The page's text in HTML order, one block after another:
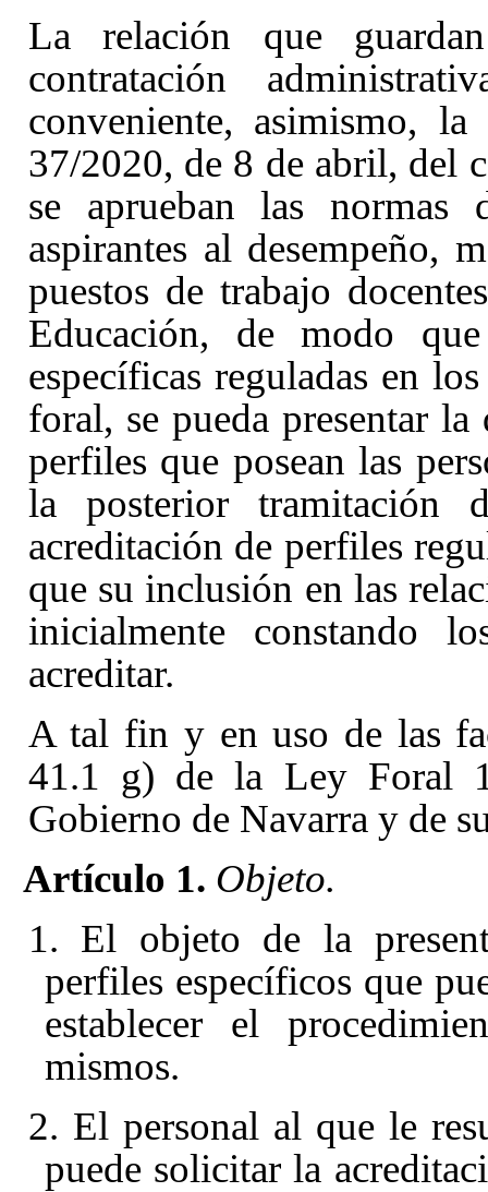
La relación que
contratación
conveniente, asimismo,
37/2020, de 8 de abril, del
se aprueban las normas
aspirantes al desempeño,
puestos de trabajo
Educación, de modo que
específicas reguladas en
foral, se pueda presentar
perfiles que posean las
la posterior tramitación
acreditación de perfiles
que su inclusión en las
inicialmente constando
acreditar.
A tal fin y en uso de las
41.1 g) de la Ley Foral
Gobierno de Navarra y de
Artículo 1. Objeto.
1. El objeto de la
perfiles específicos que
establecer el
mismos.
2. El personal al que le
puede solicitar la